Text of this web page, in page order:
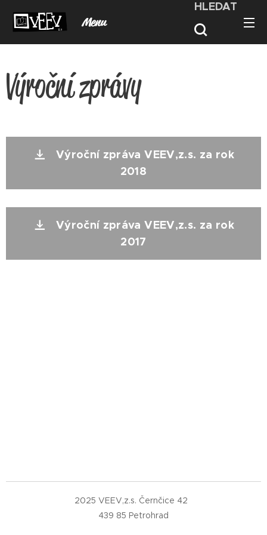
Menu
HLEDAT
Výroční zprávy
Výroční zpráva VEEV,z.s. za rok
2018
Výroční zpráva VEEV,z.s. za rok
2017
2025 VEEV,z.s. Černčice 42
439 85 Petrohrad